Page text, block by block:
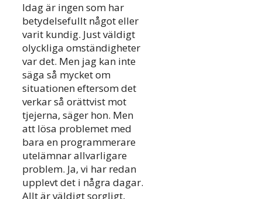
Idag är ingen som har
betydelsefullt något eller
varit kundig. Just väldigt
olyckliga omständigheter
var det. Men jag kan inte
säga så mycket om
situationen eftersom det
verkar så orättvist mot
tjejerna, säger hon. Men
att lösa problemet med
bara en programmerare
utelämnar allvarligare
problem. Ja, vi har redan
upplevt det i några dagar.
Allt är väldigt sorgligt,